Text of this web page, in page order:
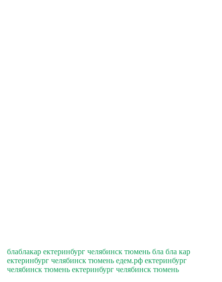
блаблакар ектеринбург челябинск тюмень бла бла кар
ектеринбург челябинск тюмень едем.рф ектеринбург
челябинск тюмень ектеринбург челябинск тюмень